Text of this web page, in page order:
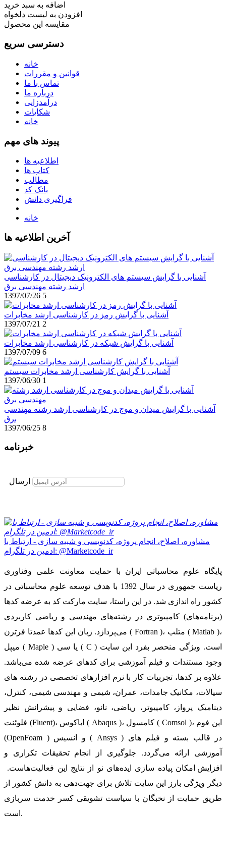
اضافه به سبد خرید
افزودن به لیست دلخواه
مقایسه این محصول
دسترسی سریع
خانه
قوانین و مقررات
تماس با ما
درباره ما
درآمدزایی
شکایات
خانه
پیوند های مهم
اطلاعیه ها
کتاب ها
مطالب
بانک کد
فراگیری دانش
خانه
آخرین اطلاعیه ها
آشنایی با گرایش سیستم های الکترونیک دیجیتال در کارشناسی
ارشد رشته مهندسی برق
1397/07/26 5
آشنایی با گرایش رمز در کارشناسی ارشد مخابرات
1397/07/21 2
آشنایی با گرایش شبکه در کارشناسی ارشد مخابرات
1397/07/09 6
آشنایی با گرایش کارشناسی ارشد مخابرات سیستم
1397/06/30 1
آشنایی با گرایش میدان و موج در کارشناسی ارشد رشته مهندسی
برق
1397/06/25 8
خبرنامه
ارسال
مشاوره، اصلاح، انجام پروژه، کدنویسی و شبیه سازی - ارتباط با
ادمین در تلگرام: @Marketcode_ir
پایگاه علوم محاسباتی ایران با حمایت معاونت علمی وفناوری
ریاست جمهوری در سال 1392 با هدف توسعه علوم محاسباتی در
کشور راه اندازی شد. در این راستا، سایت مارکت کد به عرضه کدها
(برنامه‌های) کامپیوتری در رشته‌های مهندسی و ریاضی کاربردی
می‌پردازد. زبان این کدها عمدتا فرترن ( Fortran )، متلب ( Matlab )،
میپل ( Maple ) یا سی ( C ) است. ویژگی منحصر بفرد این سایت
وجود مستندات و فیلم آموزشی برای کدهای عرضه شده می‌باشد.
علاوه بر کدها، تجربیات کار با نرم افزارهای تخصصی در رشته های
سیالات، مکانیک جامدات، عمران، شیمی و مهندسی شیمی، کنترل،
دینامیک پرواز، کامپیوتر، ریاضی، نانو، فضایی و پیشرانش نظیر
فلوئنت (Fluent)، اباکوس ( Abaqus )، کامسول ( Comsol )، اپن فوم
(OpenFoam ) و انسیس ( Ansys ) در قالب بسته‌ و فیلم های
آموزشی ارائه می‌گردد. جلوگیری از انجام تحقیقات تکراری و
افزایش امکان پیاده سازی ایده‌های نو از نتایج این فعالیت‌هاست.
دیگر ویژگی بارز این سایت تلاش برای جهت‌دهی به دانش کشور از
طریق حمایت از نخبگان با سیاست تشویقی کسر خدمت سربازی
است.